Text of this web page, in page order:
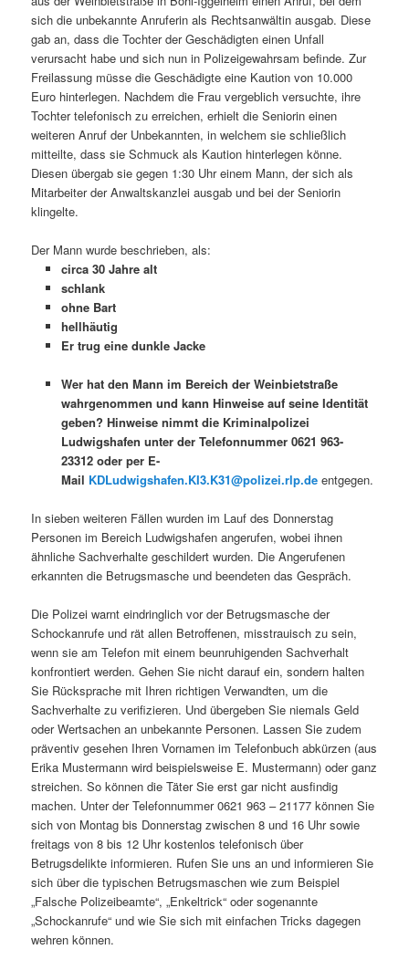
sich die unbekannte Anruferin als Rechtsanwältin ausgab. Diese
gab an, dass die Tochter der Geschädigten einen Unfall
verursacht habe und sich nun in Polizeigewahrsam befinde. Zur
Freilassung müsse die Geschädigte eine Kaution von 10.000
Euro hinterlegen. Nachdem die Frau vergeblich versuchte, ihre
Tochter telefonisch zu erreichen, erhielt die Seniorin einen
weiteren Anruf der Unbekannten, in welchem sie schließlich
mitteilte, dass sie Schmuck als Kaution hinterlegen könne.
Diesen übergab sie gegen 1:30 Uhr einem Mann, der sich als
Mitarbeiter der Anwaltskanzlei ausgab und bei der Seniorin
klingelte.
Der Mann wurde beschrieben, als:
circa 30 Jahre alt
schlank
ohne Bart
hellhäutig
Er trug eine dunkle Jacke
Wer hat den Mann im Bereich der Weinbietstraße
wahrgenommen und kann Hinweise auf seine Identität
geben? Hinweise nimmt die Kriminalpolizei
Ludwigshafen unter der Telefonnummer 0621 963-
23312 oder per E-
Mail KDLudwigshafen.KI3.K31@polizei.rlp.deentgegen.
In sieben weiteren Fällen wurden im Lauf des Donnerstag
Personen im Bereich Ludwigshafen angerufen, wobei ihnen
ähnliche Sachverhalte geschildert wurden. Die Angerufenen
erkannten die Betrugsmasche und beendeten das Gespräch.
Die Polizei warnt eindringlich vor der Betrugsmasche der
Schockanrufe und rät allen Betroffenen, misstrauisch zu sein,
wenn sie am Telefon mit einem beunruhigenden Sachverhalt
konfrontiert werden. Gehen Sie nicht darauf ein, sondern halten
Sie Rücksprache mit Ihren richtigen Verwandten, um die
Sachverhalte zu verifizieren. Und übergeben Sie niemals Geld
oder Wertsachen an unbekannte Personen. Lassen Sie zudem
präventiv gesehen Ihren Vornamen im Telefonbuch abkürzen (aus
Erika Mustermann wird beispielsweise E. Mustermann) oder ganz
streichen. So können die Täter Sie erst gar nicht ausfindig
machen. Unter der Telefonnummer 0621 963 – 21177 können Sie
sich von Montag bis Donnerstag zwischen 8 und 16 Uhr sowie
freitags von 8 bis 12 Uhr kostenlos telefonisch über
Betrugsdelikte informieren. Rufen Sie uns an und informieren Sie
sich über die typischen Betrugsmaschen wie zum Beispiel
„Falsche Polizeibeamte“, „Enkeltrick“ oder sogenannte
„Schockanrufe“ und wie Sie sich mit einfachen Tricks dagegen
wehren können.